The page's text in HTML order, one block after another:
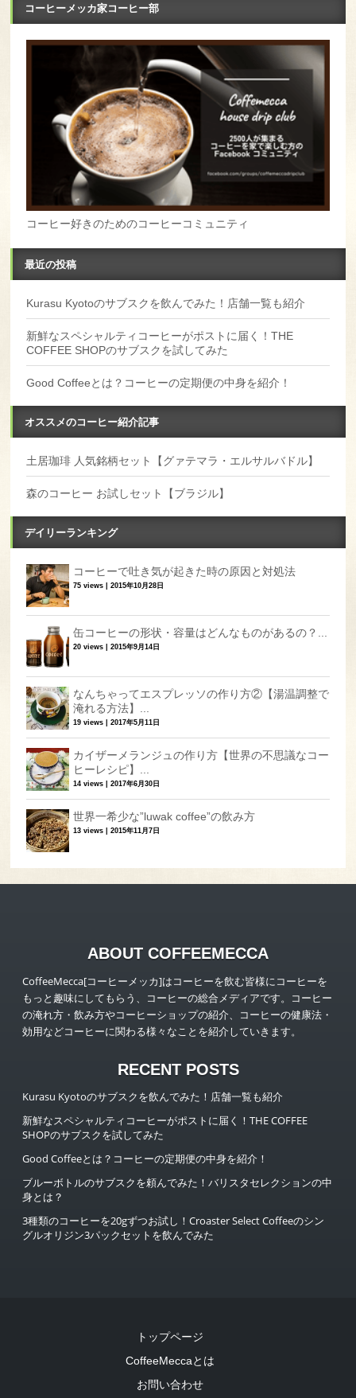
コーヒーメッカ家コーヒー部
コーヒー好きのためのコーヒーコミュニティ
最近の投稿
Kurasu Kyotoのサブスクを飲んでみた！店舗一覧も紹介
新鮮なスペシャルティコーヒーがポストに届く！THE
COFFEE SHOPのサブスクを試してみた
Good Coffeeとは？コーヒーの定期便の中身を紹介！
オススメのコーヒー紹介記事
土居珈琲 人気銘柄セット【グァテマラ・エルサルバドル】
森のコーヒー お試しセット【ブラジル】
デイリーランキング
コーヒーで吐き気が起きた時の原因と対処法
75 views |2015年10月28日
缶コーヒーの形状・容量はどんなものがあるの？...
20 views |2015年9月14日
なんちゃってエスプレッソの作り方②【湯温調整で
淹れる方法】...
19 views |2017年5月11日
カイザーメランジュの作り方【世界の不思議なコー
ヒーレシピ】...
14 views |2017年6月30日
世界一希少な”luwak coffee”の飲み方
13 views |2015年11月7日
ABOUT COFFEEMECCA
CoffeeMecca[コーヒーメッカ]はコーヒーを飲む皆様にコーヒーを
もっと趣味にしてもらう、コーヒーの総合メディアです。コーヒー
の淹れ方・飲み方やコーヒーショップの紹介、コーヒーの健康法・
効用などコーヒーに関わる様々なことを紹介していきます。
RECENT POSTS
Kurasu Kyotoのサブスクを飲んでみた！店舗一覧も紹介
新鮮なスペシャルティコーヒーがポストに届く！THE COFFEE
SHOPのサブスクを試してみた
Good Coffeeとは？コーヒーの定期便の中身を紹介！
ブルーボトルのサブスクを頼んでみた！バリスタセレクションの中
身とは？
3種類のコーヒーを20gずつお試し！Croaster Select Coffeeのシン
グルオリジン3パックセットを飲んでみた
トップページ
CoffeeMeccaとは
お問い合わせ